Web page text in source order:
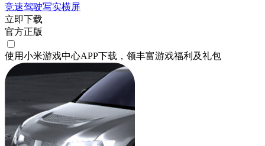
竞速驾驶写实横屏
立即下载
官方正版
使用小米游戏中心APP下载 ，领丰富游戏福利 及礼包